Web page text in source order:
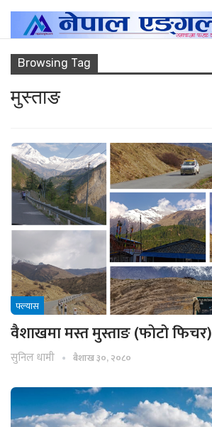
Browsing Tag
मुस्ताङ
फ्ल्यास
वैशाखमा मस्त मुस्ताङ (फाेटाे फिचर)
सुनिल धामी बैशाख ३०, २०८०